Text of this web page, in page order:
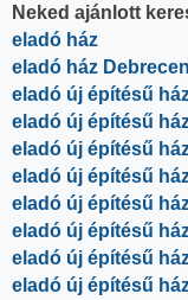
Neked ajánlott
eladó ház
eladó ház Debrecen
eladó új építésű
eladó új építésű
eladó új építésű
eladó új építésű
eladó új építésű
eladó új építésű
eladó új építésű
eladó új építésű